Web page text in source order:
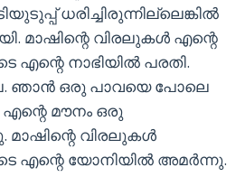
ധരിച്ചിരുന്നില്ലെങ്കിൽ
മാഷിന്റെ വിരലുകൾ എന്റെ
എന്റെ നാഭിയിൽ പരതി.
ഞാൻ ഒരു പാവയെ പോലെ
മൗനം ഒരു
വിരലുകൾ
എന്റെ യോനിയിൽ അമർന്നു.